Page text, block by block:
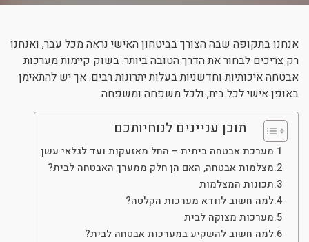
format_underlined הוסף קו תחתון לקישורים
font_download סמן קישורים
לאפס את כל האפשרויות
cached
אנחנו בתקופה שבה הצורך בביטחון האישי נראה מכל עבר, ואנחנו
רק צריכים לבחור את הדרך הטובה ביותר. בשוק קיימות מערכות
אבטחה איכותיות וחדשניות בעלות יתרונות רבים. אך יש להתאימן
באופן אישי לכל בית, ולכל משפחה ומשפחה.
תוכן עניינים לנוחיותכם
מערכת אבטחה ביתית – החל מאזעקות ועד לגלאי עשן
מצלמות אבטחה, האם הן חלק ממערך האבטחה לבית?
תכונות המצלמות
למה חשוב לוודא מערכות הקלטה?
מערכות מצוקה לבית
למה חשוב להשקיע במערכות אבטחה לבית?